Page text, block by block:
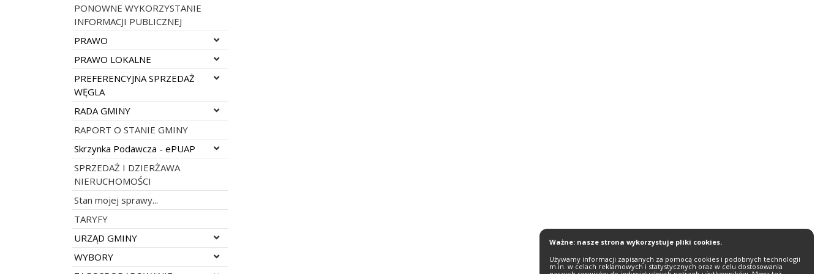
PONOWNE WYKORZYSTANIE
INFORMACJI PUBLICZNEJ
Rozwiń menu
PRAWO
Rozwiń menu
PRAWO LOKALNE
Rozwiń menu
PREFERENCYJNA SPRZEDAŻ
WĘGLA
Rozwiń menu
RADA GMINY
RAPORT O STANIE GMINY
Rozwiń menu
Skrzynka Podawcza - ePUAP
SPRZEDAŻ I DZIERŻAWA
NIERUCHOMOŚCI
Stan mojej sprawy...
TARYFY
Rozwiń menu
URZĄD GMINY
Rozwiń menu
WYBORY
Ważne: nasze strona wykorzystuje pliki cookies.
Używamy informacji zapisanych za pomocą cookies i podobnych technologii
m.in. w celach reklamowych i statystycznych oraz w celu dostosowania